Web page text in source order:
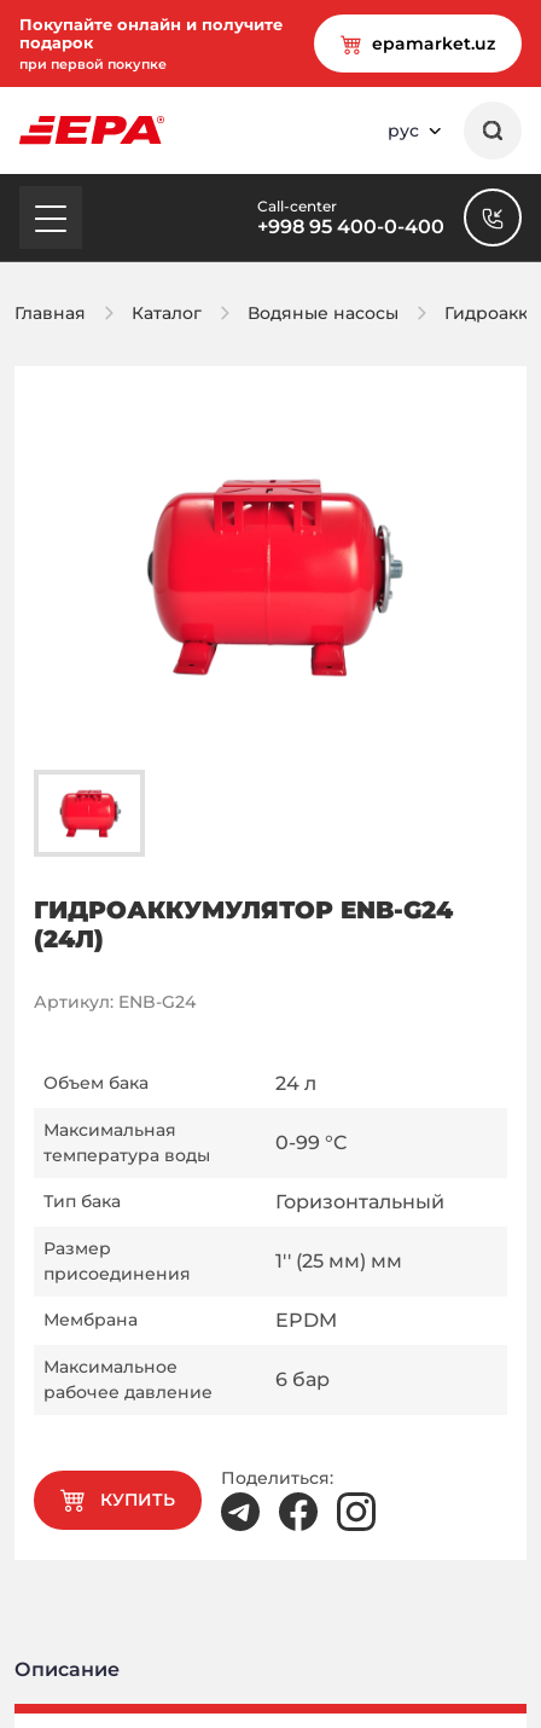
Покупайте онлайн и получите
подарок
при первой покупке
epamarket.uz
рус
Call-center
+998 95 400-0-400
Главная Каталог Водяные насосы
ГИДРОАККУМУЛЯТОР ENB-G24
(24Л)
Артикул: ENB-G24
Объем бака 24 л
Максимальная
температура воды
0-99 °C
Тип бака Горизонтальный
Размер
присоединения
1'' (25 мм) мм
Мембрана EPDM
Максимальное
рабочее давление
6 бар
КУПИТЬ
Поделиться:
Описание